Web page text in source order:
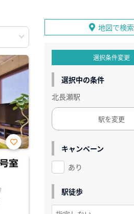
お気
に入
り登
地図で検索
選択条件変更
選択中の条件
北長瀬駅
駅を変更
キャンペーン
あり
駅徒歩